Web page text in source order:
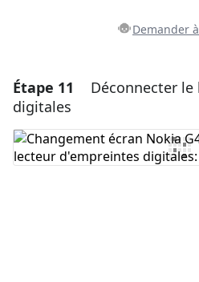
Demander
Ajouter un
Ajouter un commentaire
Étape 11
Déconnecter
digitales